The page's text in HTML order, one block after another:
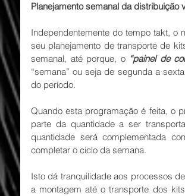
Planejamento semanal da distribuição
Independentemente do tempo takt, o
seu planejamento de transporte de
semanal, até porque, o “painel de
“semana” ou seja de segunda a
do período.
Quando esta programação é feita, o
parte da quantidade a ser
quantidade será complementada
completar o ciclo da semana.
Isto dá tranquilidade aos processos
a montagem até o transporte dos